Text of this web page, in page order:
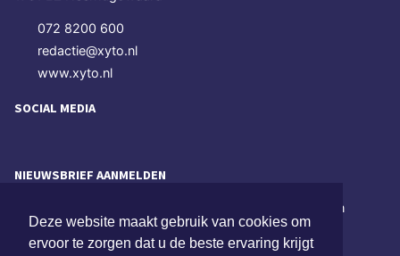
Deze website maakt gebruik van cookies om
ervoor te zorgen dat u de beste ervaring krijgt
072 8200 600
redactie@xyto.nl
www.xyto.nl
SOCIAL MEDIA
NIEUWSBRIEF AANMELDEN
Schrijf je in voor onze nieuwsbrief en krijg wekelijks een
samenvatting van alle gebeurtenissen uit jouw regio.